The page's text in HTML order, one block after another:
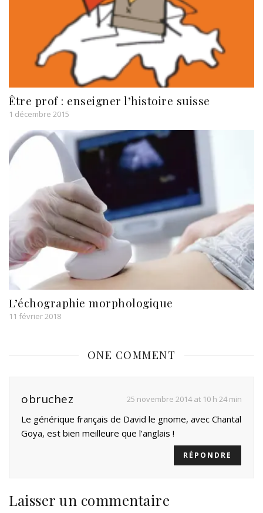
Être prof : enseigner l’histoire suisse
1 décembre 2015
L’échographie morphologique
11 février 2018
ONE COMMENT
obruchez 25 novembre 2014 at 10 h 24 min
Le générique français de David le gnome, avec Chantal
Goya, est bien meilleure que l’anglais !
RÉPONDRE
Laisser un commentaire